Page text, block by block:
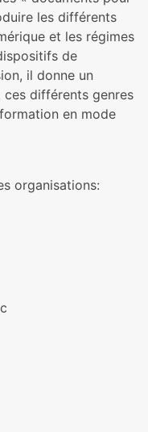
les différents
et les régimes
de
il donne un
ces différents genres
en mode
organisations: